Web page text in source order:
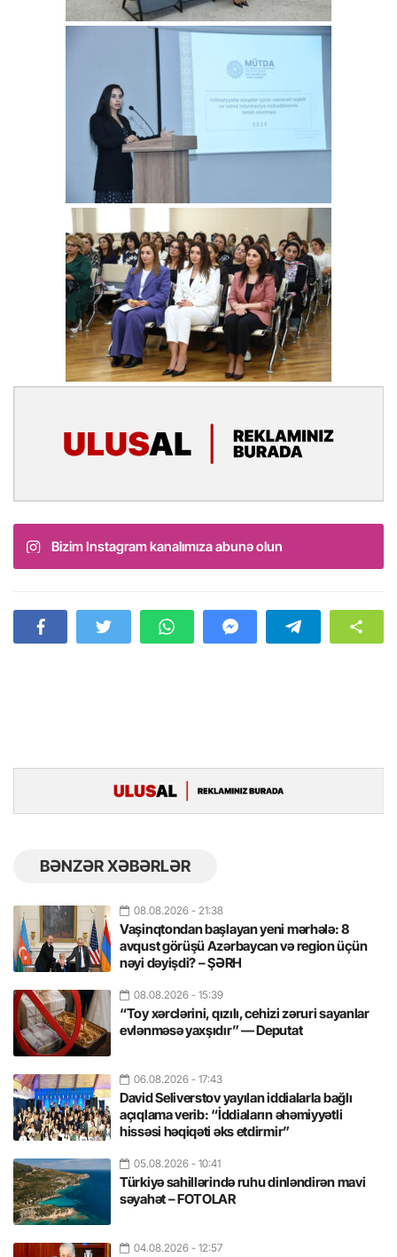
Bizim Instagram kanalımıza abunə olun
BƏNZƏR XƏBƏRLƏR
08.08.2026 - 21:38
Vaşinqtondan başlayan yeni mərhələ: 8
avqust görüşü Azərbaycan və region üçün
nəyi dəyişdi? – ŞƏRH
08.08.2026 - 15:39
“Toy xərclərini, qızılı, cehizi zəruri sayanlar
evlənməsə yaxşıdır” — Deputat
06.08.2026 - 17:43
David Seliverstov yayılan iddialarla bağlı
açıqlama verib: “İddiaların əhəmiyyətli
hissəsi həqiqəti əks etdirmir”
05.08.2026 - 10:41
Türkiyə sahillərində ruhu dinləndirən mavi
səyahət – FOTOLAR
04.08.2026 - 12:57